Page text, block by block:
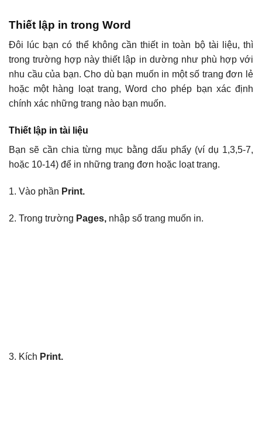
Thiết lập in trong Word
Đôi lúc bạn có thể không cần thiết in toàn bộ tài liệu, thì
trong trường hợp này thiết lập in dường như phù hợp với
nhu cầu của bạn. Cho dù bạn muốn in một số trang đơn lẻ
hoặc một hàng loạt trang, Word cho phép bạn xác định
chính xác những trang nào bạn muốn.
Thiết lập in tài liệu
Bạn sẽ cần chia từng mục bằng dấu phẩy (ví dụ 1,3,5-7,
hoặc 10-14) để in những trang đơn hoặc loạt trang.
1. Vào phần Print.
2. Trong trường Pages, nhập số trang muốn in.
3. Kích Print.